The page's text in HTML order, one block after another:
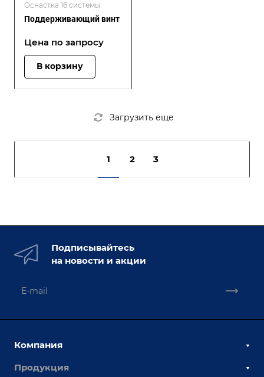
Оснастка 16 системы
Поддерживающий винт
Цена по запросу
В корзину
Загрузить еще
1 2 3
Подписывайтесь
на новости и акции
Компания
О компании
Продукция